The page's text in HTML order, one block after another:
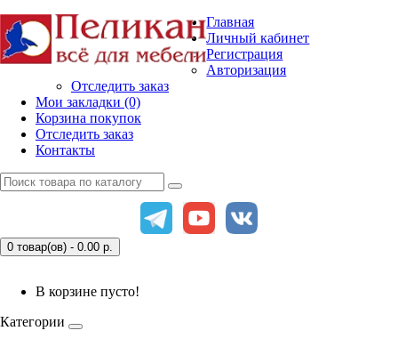
Главная
Личный кабинет
Регистрация
Авторизация
Отследить заказ
Мои закладки (0)
Корзина покупок
Отследить заказ
Контакты
0 товар(ов) - 0.00 р.
В корзине пусто!
Категории